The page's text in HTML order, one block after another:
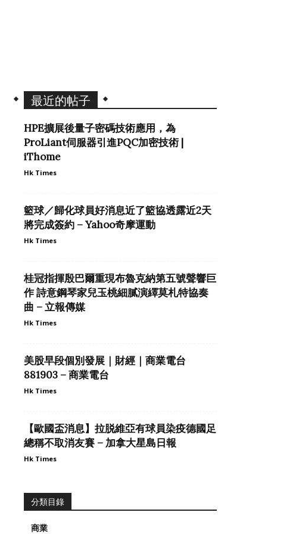
最近的帖子
HPE擴展後量子密碼技術應用，為
ProLiant伺服器引進PQC加密技術 |
iThome
Hk Times
籃球／歸化球員好消息近了籃協透露近2天
將完成簽約 – Yahoo奇摩運動
Hk Times
桂冠指揮殷巴爾重現布魯克納第五號聲響巨
作 詩意鋼琴家兒玉桃細膩演繹莫札特協奏
曲 – 立報傳媒
Hk Times
美股早段個別發展｜財經｜商業電台
881903 – 商業電台
Hk Times
【歐國盃消息】拉脱維亞有球員染疫德國足
總稱不取消友賽 – 加拿大星島日報
Hk Times
分類目錄
商業